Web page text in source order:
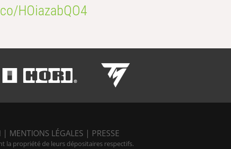
HOiazabQO4
| MENTIONS LÉGALES | PRESSE
la propriété de leurs dépositaires respectifs.